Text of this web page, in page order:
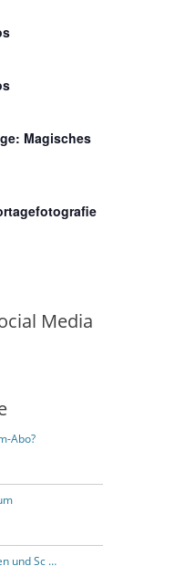
Magisches
Media
Abo?
und Sc …